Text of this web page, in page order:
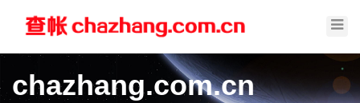
chazhang.com.cn